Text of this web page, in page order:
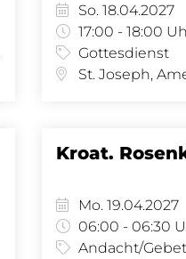
So. 18.04.2027
17:00 - 18:00
Gottesdienst
Kroat.
Mo. 19.04.2027
06:00 - 06:30
Andacht/Gebet